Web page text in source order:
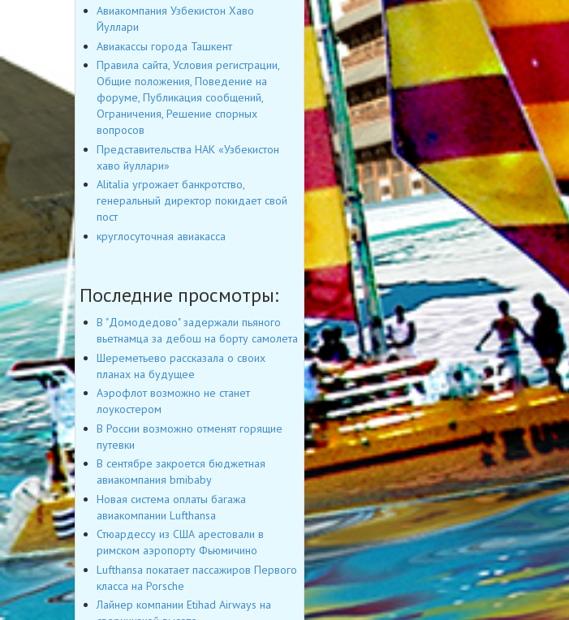
Авиакомпания Узбекистон Хаво
Йуллари
Авиакассы города Ташкент
Правила сайта, Условия регистрации,
Общие положения, Поведение на
форуме, Публикация сообщений,
Ограничения, Решение спорных
вопросов
Представительства НАК «Узбекистон
хаво йуллари»
Alitalia угрожает банкротство,
генеральный директор покидает свой
пост
круглосуточная авиакасса
Последние просмотры:
В "Домодедово" задержали пьяного
вьетнамца за дебош на борту самолета
Шереметьево рассказала о своих
планах на будущее
Аэрофлот возможно не станет
лоукостером
В России возможно отменят горящие
путевки
В сентябре закроется бюджетная
авиакомпания bmibaby
Новая система оплаты багажа
авиакомпании Lufthansa
Стюардессу из США арестовали в
римском аэропорту Фьюмичино
Lufthansa покатает пассажиров Первого
класса на Porsche
Лайнер компании Etihad Airways на